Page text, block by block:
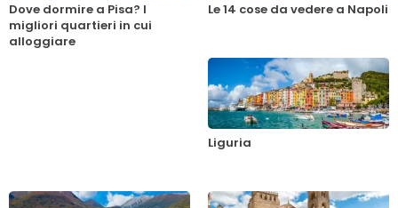
Dove dormire a Pisa? I
migliori quartieri in cui
alloggiare
Le 14 cose da vedere a Napoli
Liguria